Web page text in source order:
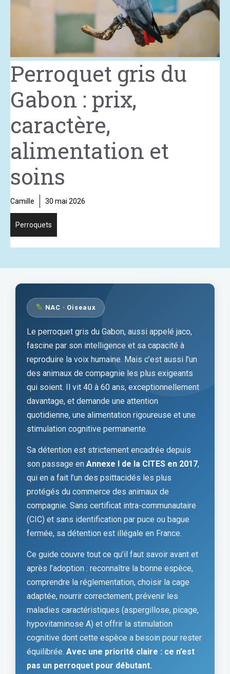
Perroquet gris du
Gabon : prix,
caractère,
alimentation et
soins
Camille 30 mai 2026
Perroquets
NAC · Oiseaux
Le perroquet gris du Gabon, aussi appelé jaco,
fascine par son intelligence et sa capacité à
reproduire la voix humaine. Mais c’est aussi l’un
des animaux de compagnie les plus exigeants
qui soient. Il vit 40 à 60 ans, exceptionnellement
davantage, et demande une attention
quotidienne, une alimentation rigoureuse et une
stimulation cognitive permanente.
Sa détention est strictement encadrée depuis
son passage en Annexe I de la CITES en 2017,
qui en a fait l’un des psittacidés les plus
protégés du commerce des animaux de
compagnie. Sans certificat intra-communautaire
(CIC) et sans identification par puce ou bague
fermée, sa détention est illégale en France.
Ce guide couvre tout ce qu’il faut savoir avant et
après l’adoption : reconnaître la bonne espèce,
comprendre la réglementation, choisir la cage
adaptée, nourrir correctement, prévenir les
maladies caractéristiques (aspergillose, picage,
hypovitaminose A) et offrir la stimulation
cognitive dont cette espèce a besoin pour rester
équilibrée. Avec une priorité claire : ce n’est
pas un perroquet pour débutant.